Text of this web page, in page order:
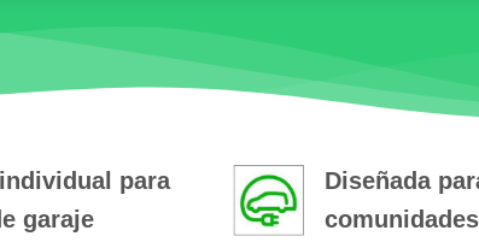
para
garaje
Diseñada